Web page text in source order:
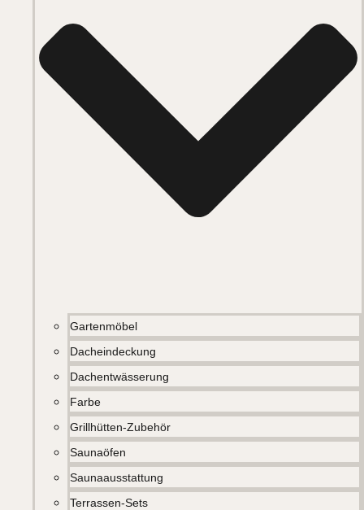
Gartenmöbel
Dacheindeckung
Dachentwässerung
Farbe
Grillhütten-Zubehör
Saunaöfen
Saunaausstattung
Terrassen-Sets